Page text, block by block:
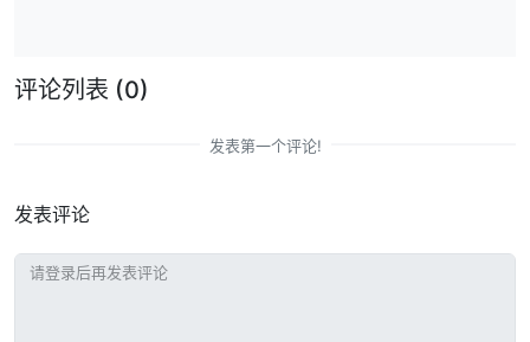
评论列表 (0)
发表第一个评论!
发表评论